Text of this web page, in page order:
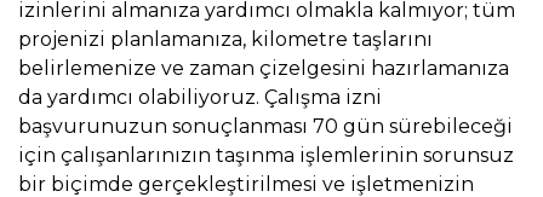
izinlerini almanıza yardımcı olmakla kalmıyor; tüm
projenizi planlamanıza, kilometre taşlarını
belirlemenize ve zaman çizelgesini hazırlamanıza
da yardımcı olabiliyoruz. Çalışma izni
başvurunuzun sonuçlanması 70 gün sürebileceği
için çalışanlarınızın taşınma işlemlerinin sorunsuz
bir biçimde gerçekleştirilmesi ve işletmenizin